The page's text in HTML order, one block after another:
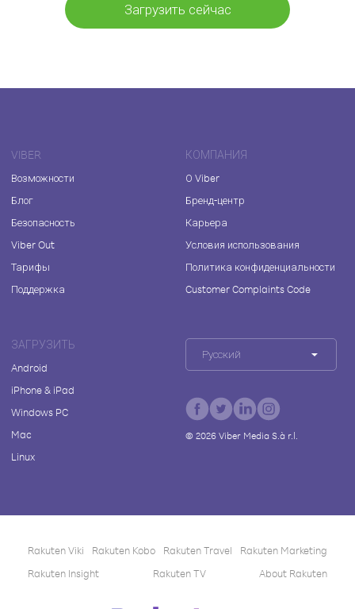
Загрузить сейчас
VIBER
Возможности
Блог
Безопасность
Viber Out
Тарифы
Поддержка
КОМПАНИЯ
О Viber
Бренд-центр
Карьера
Условия использования
Политика конфиденциальности
Customer Complaints Code
ЗАГРУЗИТЬ
Android
iPhone & iPad
Windows PC
Mac
Linux
Русский
© 2026Viber Media S.à r.l.
Rakuten Viki Rakuten Kobo Rakuten Travel
Rakuten Marketing
Rakuten Insight
Rakuten TV About Rakuten